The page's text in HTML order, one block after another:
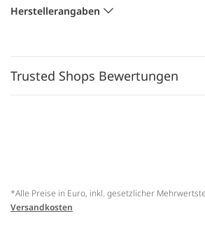
Herstellerangaben
Trusted Shops Bewertungen
*Alle Preise in Euro, inkl. gesetzlicher
Versandkosten